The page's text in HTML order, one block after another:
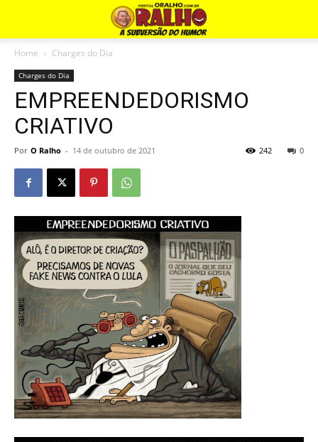
Home Charges do Dia
Charges do Dia
EMPREENDEDORISMO
CRIATIVO
Por O Ralho - 14 de outubro de 2021 0
242